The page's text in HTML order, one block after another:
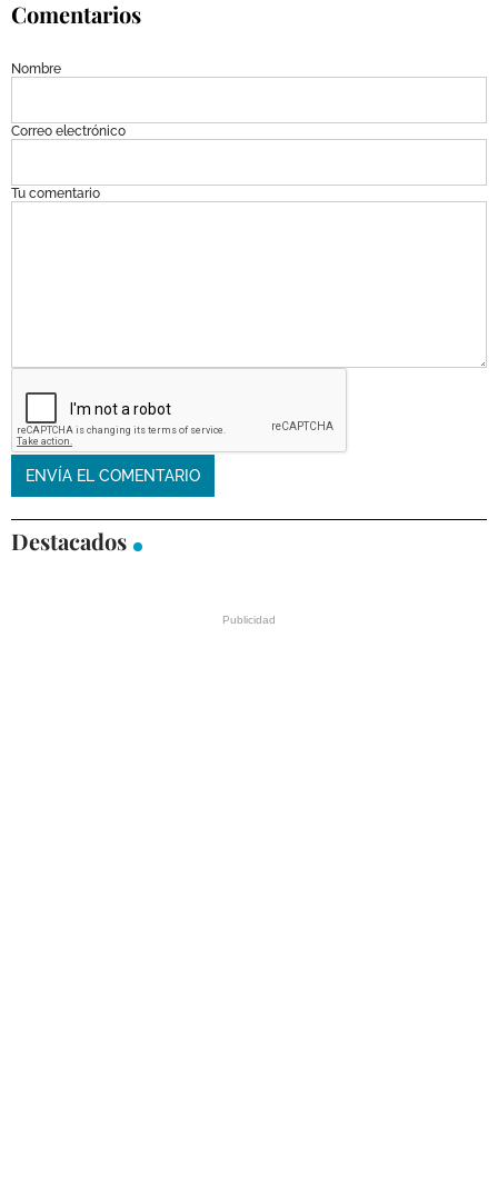
Comentarios
Nombre
Correo electrónico
Tu comentario
Destacados